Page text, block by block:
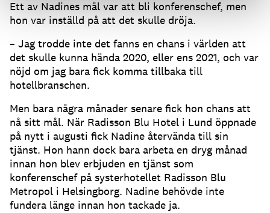
Ett av Nadines mål var att bli konferenschef, men
hon var inställd på att det skulle dröja.
– Jag trodde inte det fanns en chans i världen att
det skulle kunna hända 2020, eller ens 2021, och var
nöjd om jag bara fick komma tillbaka till
hotellbranschen.
Men bara några månader senare fick hon chans att
nå sitt mål. När Radisson Blu Hotel i Lund öppnade
på nytt i augusti fick Nadine återvända till sin
tjänst. Hon hann dock bara arbeta en dryg månad
innan hon blev erbjuden en tjänst som
konferenschef på systerhotellet Radisson Blu
Metropol i Helsingborg. Nadine behövde inte
fundera länge innan hon tackade ja.